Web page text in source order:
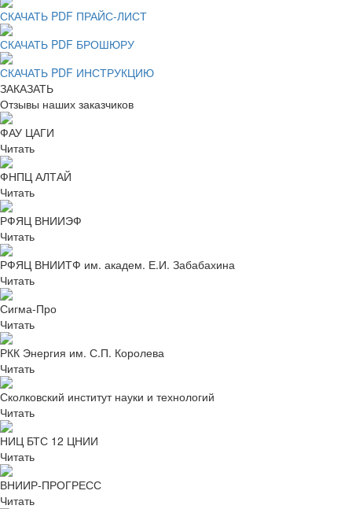
СКАЧАТЬ PDF ПРАЙС-ЛИСТ
СКАЧАТЬ PDF БРОШЮРУ
СКАЧАТЬ PDF ИНСТРУКЦИЮ
ЗАКАЗАТЬ
Отзывы наших заказчиков
ФАУ ЦАГИ
Читать
ФНПЦ АЛТАЙ
Читать
РФЯЦ ВНИИЭФ
Читать
РФЯЦ ВНИИТФ им. академ. Е.И. Забабахина
Читать
Сигма-Про
Читать
РКК Энергия им. С.П. Королева
Читать
Сколковский институт науки и технологий
Читать
НИЦ БТС 12 ЦНИИ
Читать
ВНИИР-ПРОГРЕСС
Читать